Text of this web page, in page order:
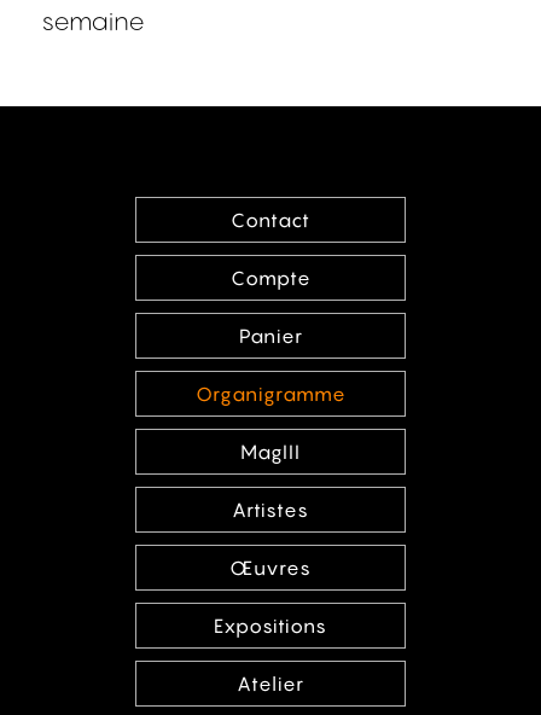
semaine
Contact
Compte
Panier
Organigramme
MagIII
Artistes
Œuvres
Expositions
Atelier